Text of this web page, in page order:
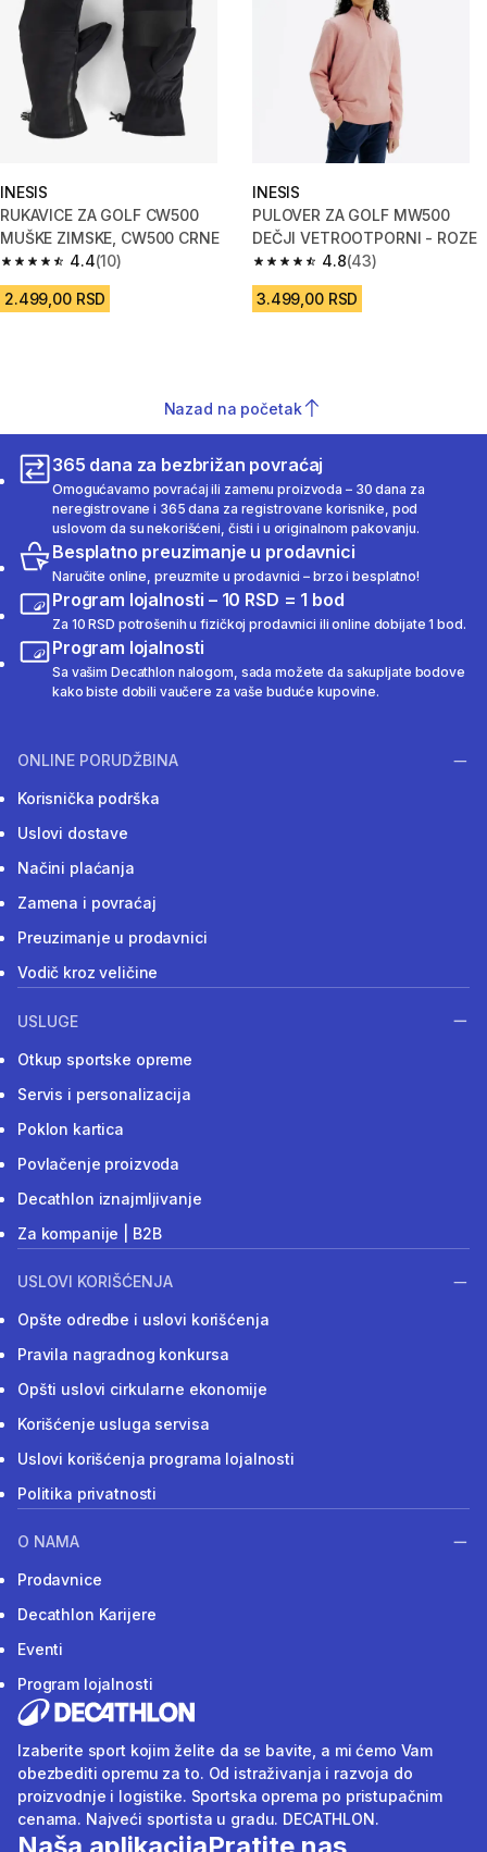
INESIS
RUKAVICE ZA GOLF CW500
MUŠKE ZIMSKE, CW500 CRNE
4.4
4.4 od 5 zvezdica from 10 Recenzije
(10)
2.499,00 RSD
INESIS
PULOVER ZA GOLF MW500
DEČJI VETROOTPORNI - ROZE
4.8
4.8 od 5 zvezdica from 43
(43)
3.499,00 RSD
Nazad na početak
365 dana za bezbrižan povraćaj
Omogućavamo povraćaj ili zamenu proizvoda – 30 dana za
neregistrovane i 365 dana za registrovane korisnike, pod
uslovom da su nekorišćeni, čisti i u originalnom pakovanju.
Besplatno preuzimanje u prodavnici
Naručite online, preuzmite u prodavnici – brzo i besplatno!
Program lojalnosti – 10 RSD = 1 bod
Za 10 RSD potrošenih u fizičkoj prodavnici ili online dobijate 1 bod.
Program lojalnosti
Sa vašim Decathlon nalogom, sada možete da sakupljate bodove
kako biste dobili vaučere za vaše buduće kupovine.
ONLINE PORUDŽBINA
Korisnička podrška
Uslovi dostave
Načini plaćanja
Zamena i povraćaj
Preuzimanje u prodavnici
Vodič kroz veličine
USLUGE
Otkup sportske opreme
Servis i personalizacija
Poklon kartica
Povlačenje proizvoda
Decathlon iznajmljivanje
Za kompanije | B2B
USLOVI KORIŠĆENJA
Opšte odredbe i uslovi korišćenja
Pravila nagradnog konkursa
Opšti uslovi cirkularne ekonomije
Korišćenje usluga servisa
Uslovi korišćenja programa lojalnosti
Politika privatnosti
O NAMA
Prodavnice
Decathlon Karijere
Eventi
Program lojalnosti
Izaberite sport kojim želite da se bavite, a mi ćemo Vam
obezbediti opremu za to. Od istraživanja i razvoja do
proizvodnje i logistike. Sportska oprema po pristupačnim
cenama. Najveći sportista u gradu. DECATHLON.